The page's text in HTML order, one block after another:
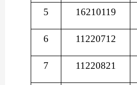
5 16210119
6 11220712
7 11220821